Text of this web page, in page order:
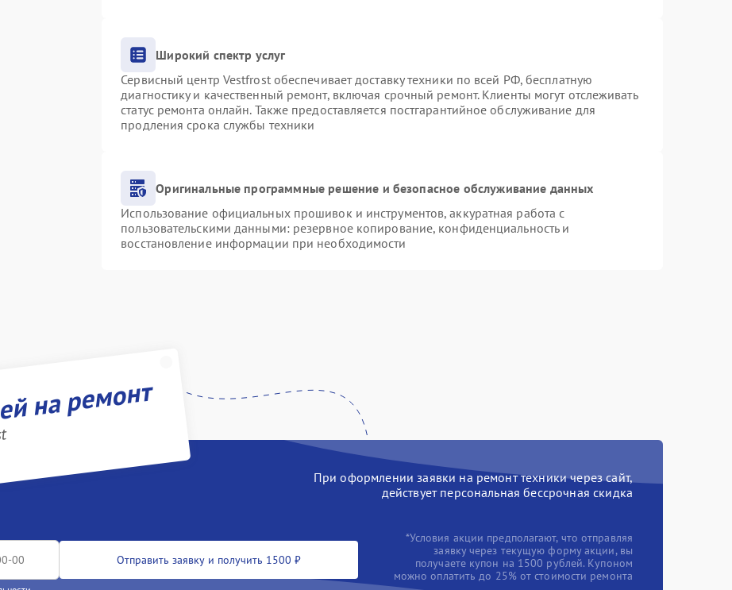
Широкий спектр услуг
Сервисный центр Vestfrost обеспечивает доставку техники по всей РФ, бесплатную
диагностику и качественный ремонт, включая срочный ремонт. Клиенты могут отслеживать
статус ремонта онлайн. Также предоставляется постгарантийное обслуживание для
продления срока службы техники
Оригинальные программные решение и безопасное обслуживание данных
Использование официальных прошивок и инструментов, аккуратная работа с
пользовательскими данными: резервное копирование, конфиденциальность и
восстановление информации при необходимости
на ремонт
При оформлении заявки на ремонт техники через сайт,
действует персональная бессрочная скидка
Отправить заявку и получить 1500 ₽
*Условия акции предполагают, что отправляя
заявку через текущую форму акции, вы
получаете купон на 1500 рублей. Купоном
можно оплатить до 25% от стоимости ремонта